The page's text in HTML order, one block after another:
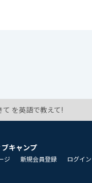
て を英語で教えて!
キャンプ
ジ 新規会員登録 ログイン